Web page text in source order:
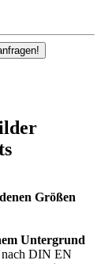
Größe oder Ausführung nicht dabei? Jetzt anfragen!
Größen
Untergrund
nach DIN EN